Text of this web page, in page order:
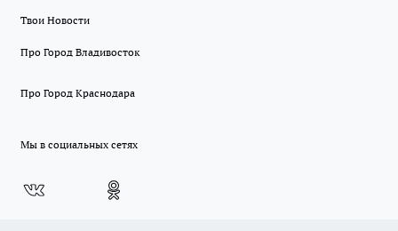
Твои Новости
Про Город Владивосток
Про Город Краснодара
Мы в социальных сетях